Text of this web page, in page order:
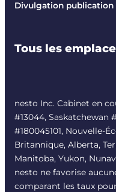
Divulgation publication
Tous les
nesto Inc. Cabinet en
#13044, Saskatchewan
#180045101, Nouvelle-
Britannique, Alberta,
Manitoba, Yukon,
nesto ne favorise
comparant les taux